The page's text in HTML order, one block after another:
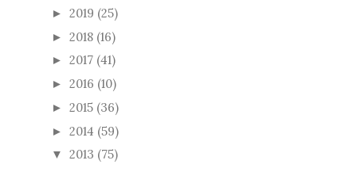
► 2019 (25)
► 2018 (16)
► 2017 (41)
► 2016 (10)
► 2015 (36)
► 2014 (59)
▼ 2013 (75)